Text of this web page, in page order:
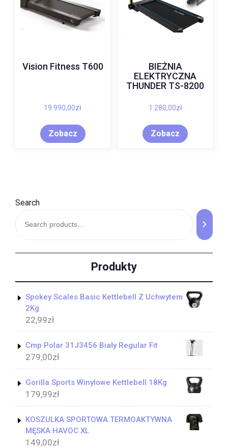
Vision Fitness T600
19 990,00zł
Zobacz
BIEŻNIA
ELEKTRYCZNA
THUNDER TS-8200
1 280,00zł
Zobacz
Search
Produkty
Spokey Scales Basic Kettlebell Z Uchwytem
2Kg
22,99zł
Cmp Polar 31J3456 Biały Regular Fit
279,00zł
Gorilla Sports Winylowe Kettlebell 18Kg
179,99zł
KOSZULKA SPORTOWA TERMOAKTYWNA
MĘSKA HAVOC XL
149,00zł